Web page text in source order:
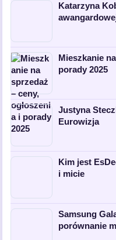
Katarzyna
Mieszkanie
porady 2025
Justyna
Eurowizja
Kim jest
i micie
Samsung
porównanie